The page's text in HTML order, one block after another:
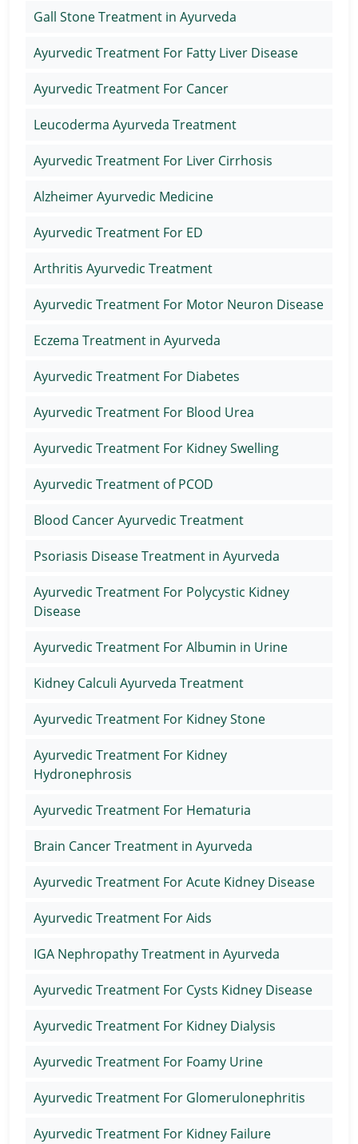
Gall Stone Treatment in Ayurveda
Ayurvedic Treatment For Fatty Liver Disease
Ayurvedic Treatment For Cancer
Leucoderma Ayurveda Treatment
Ayurvedic Treatment For Liver Cirrhosis
Alzheimer Ayurvedic Medicine
Ayurvedic Treatment For ED
Arthritis Ayurvedic Treatment
Ayurvedic Treatment For Motor Neuron Disease
Eczema Treatment in Ayurveda
Ayurvedic Treatment For Diabetes
Ayurvedic Treatment For Blood Urea
Ayurvedic Treatment For Kidney Swelling
Ayurvedic Treatment of PCOD
Blood Cancer Ayurvedic Treatment
Psoriasis Disease Treatment in Ayurveda
Ayurvedic Treatment For Polycystic Kidney
Disease
Ayurvedic Treatment For Albumin in Urine
Kidney Calculi Ayurveda Treatment
Ayurvedic Treatment For Kidney Stone
Ayurvedic Treatment For Kidney
Hydronephrosis
Ayurvedic Treatment For Hematuria
Brain Cancer Treatment in Ayurveda
Ayurvedic Treatment For Acute Kidney Disease
Ayurvedic Treatment For Aids
IGA Nephropathy Treatment in Ayurveda
Ayurvedic Treatment For Cysts Kidney Disease
Ayurvedic Treatment For Kidney Dialysis
Ayurvedic Treatment For Foamy Urine
Ayurvedic Treatment For Glomerulonephritis
Ayurvedic Treatment For Kidney Failure